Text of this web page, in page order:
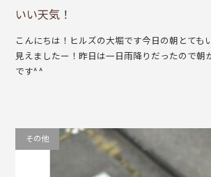
いい天気！
こんにちは！ヒルズの大堀です今日の朝とても
見えましたー！昨日は一日雨降りだったので朝
です^ ^
その他